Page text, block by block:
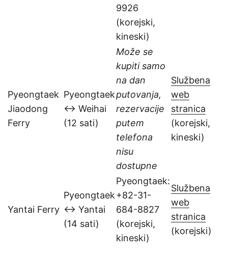
9926
(korejski,
kineski)
Pyeongtaek
Jiaodong
Ferry
Pyeongtaek
↔ Weihai
(12 sati)
Može se
kupiti samo
na dan
putovanja,
rezervacije
putem
telefona
nisu
dostupne
Službena
web
stranica
(korejski,
kineski)
Yantai Ferry
Pyeongtaek
↔ Yantai
(14 sati)
Pyeongtaek:
+82-31-
684-8827
(korejski,
kineski)
Službena
web
stranica
(korejski)